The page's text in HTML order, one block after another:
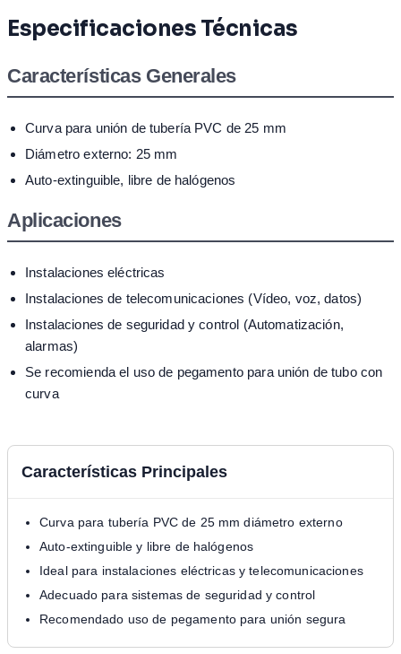
Especificaciones Técnicas
Características Generales
Curva para unión de tubería PVC de 25 mm
Diámetro externo: 25 mm
Auto-extinguible, libre de halógenos
Aplicaciones
Instalaciones eléctricas
Instalaciones de telecomunicaciones (Vídeo, voz, datos)
Instalaciones de seguridad y control (Automatización,
alarmas)
Se recomienda el uso de pegamento para unión de tubo con
curva
Características Principales
Curva para tubería PVC de 25 mm diámetro externo
Auto-extinguible y libre de halógenos
Ideal para instalaciones eléctricas y telecomunicaciones
Adecuado para sistemas de seguridad y control
Recomendado uso de pegamento para unión segura